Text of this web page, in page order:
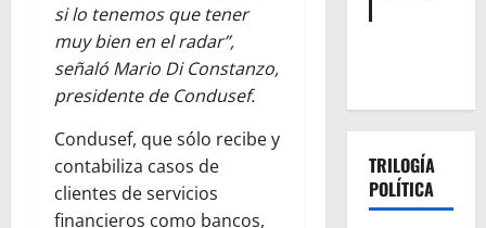
si lo tenemos que tener
muy bien en el radar”,
señaló Mario Di Constanzo,
presidente de Condusef.
Condusef, que sólo recibe y
contabiliza casos de
clientes de servicios
financieros como bancos,
TRILOGÍA
POLÍTICA